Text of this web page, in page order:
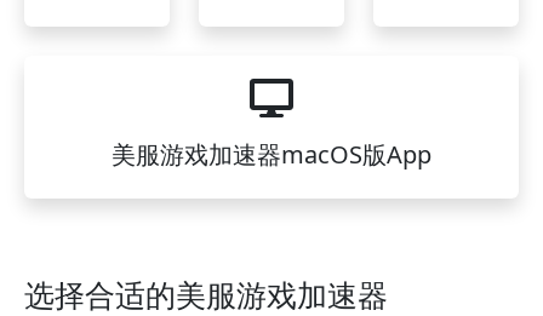
美服游戏加速器macOS版App
选择合适的美服游戏加速器